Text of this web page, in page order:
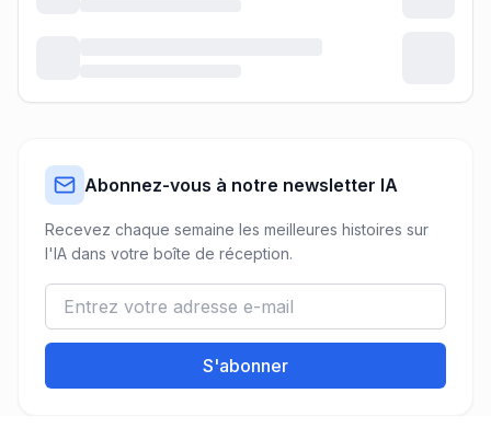
Abonnez-vous à notre newsletter IA
Recevez chaque semaine les meilleures histoires sur
l'IA dans votre boîte de réception.
S'abonner